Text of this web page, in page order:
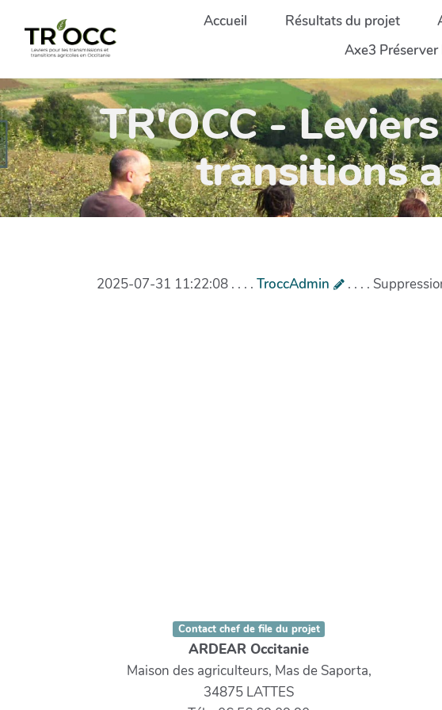
Aller au contenu principal Accueil Résultats du projet
Axe3
TR'OCC -
transitions
2025-07-31 11:22:08 . . . . TroccAdmin . . . .
Contact chef de file du projet
ARDEAR Occitanie
Maison des agriculteurs, Mas de Saporta,
34875 LATTES